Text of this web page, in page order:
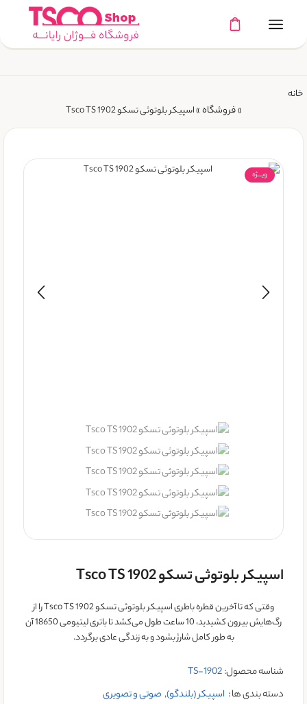
خانه
»فروشگاه»اسپیکر بلوتوثی تسکو Tsco TS 1902
ویـــژه
اسپیکر بلوتوثی تسکو Tsco TS 1902
وقتی که تا آخرین قطره باطری‌ اسپیکر بلوتوثی تسکو Tsco TS 1902 را از
رگ‌هایش بیرون کشیدید، 10 ساعت طول می‌کشد تا باتری لیتیومی 18650 آن
به طور کامل شارژ بشود و به زندگی عادی برگردد.
شناسه محصول:TS-1902
دسته بندی ها : اسپیکر (بلندگو), صوتی و تصویری